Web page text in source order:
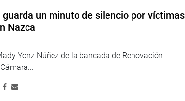
guarda un minuto de silencio por víctimas
Nazca
Yonz Núñez de la bancada de Renovación